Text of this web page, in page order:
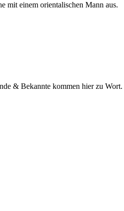
mit einem orientalischen Mann aus.
& Bekannte kommen hier zu Wort.